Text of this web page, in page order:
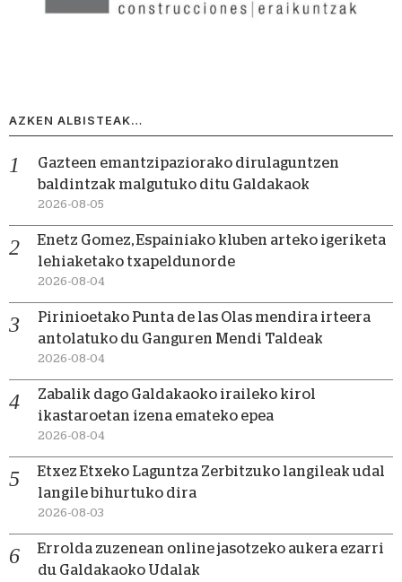
AZKEN ALBISTEAK…
Gazteen emantzipaziorako dirulaguntzen
baldintzak malgutuko ditu Galdakaok
2026-08-05
Enetz Gomez, Espainiako kluben arteko igeriketa
lehiaketako txapeldunorde
2026-08-04
Pirinioetako Punta de las Olas mendira irteera
antolatuko du Ganguren Mendi Taldeak
2026-08-04
Zabalik dago Galdakaoko iraileko kirol
ikastaroetan izena emateko epea
2026-08-04
Etxez Etxeko Laguntza Zerbitzuko langileak udal
langile bihurtuko dira
2026-08-03
Errolda zuzenean online jasotzeko aukera ezarri
du Galdakaoko Udalak